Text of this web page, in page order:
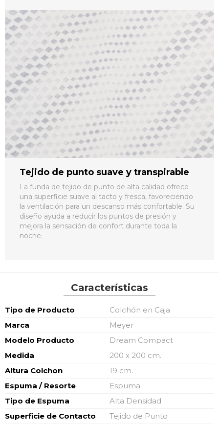
Tejido de punto suave y transpirable
La funda de tejido de punto de alta calidad ofrece
una superficie suave al tacto y fresca, favoreciendo
la ventilación para un descanso más confortable. Su
diseño ayuda a reducir los puntos de presión y
mejora la sensación de confort durante toda la
noche.
Características
Características
Tipo de Producto
Colchón en Caja
Marca
Meyer
Modelo Producto
Dream Compact
Medida
200 x 200 cm.
Altura Colchon
19 cm.
Espuma / Resorte
Espuma
Tipo de Espuma
Alta Densidad
Superficie de Contacto
Tejido de Punto